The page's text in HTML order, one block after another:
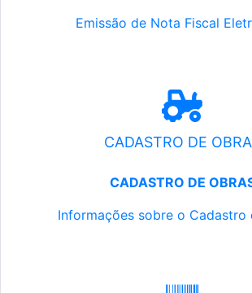
Emissão de Nota Fiscal
CADASTRO DE
CADASTRO DE
Informações sobre o Cadastro